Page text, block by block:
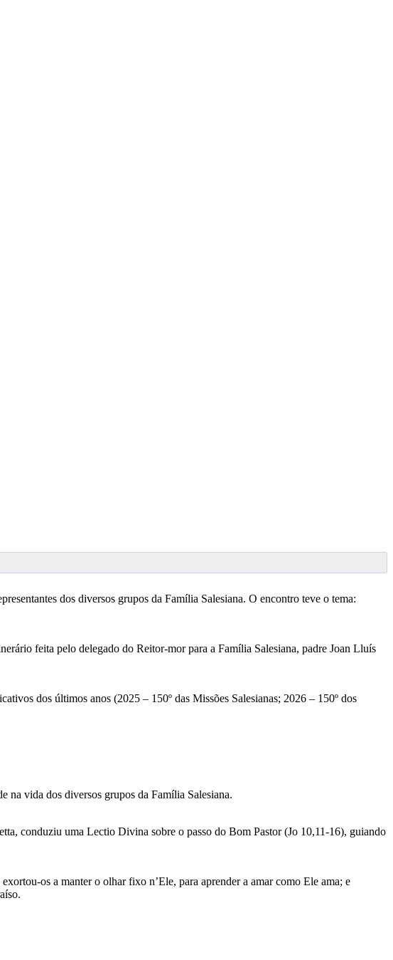
dos diversos grupos da Família Salesiana. O encontro teve o tema:
feita pelo delegado do Reitor-mor para a Família Salesiana, padre Joan Lluís
dos últimos anos (2025 – 150º das Missões Salesianas; 2026 – 150º dos
na vida dos diversos grupos da Família Salesiana.
conduziu uma Lectio Divina sobre o passo do Bom Pastor (Jo 10,11-16), guiando
os a manter o olhar fixo n’Ele, para aprender a amar como Ele ama; e